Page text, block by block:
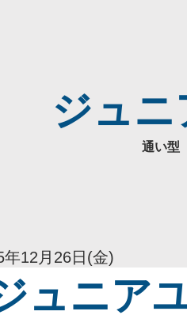
ジュニ
通い型
年12月26日(金)
戦術ュニア